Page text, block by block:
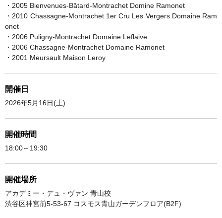
・2005 Bienvenues-Bâtard-Montrachet Domine Ramonet
・2010 Chassagne-Montrachet 1er Cru Les Vergers Domaine Ram
onet
・2006 Puligny-Montrachet Domaine Leflaive
・2006 Chassagne-Montrachet Domaine Ramonet
・2001 Meursault Maison Leroy
開催日
2026年5月16日(土)
開催時間
18:00～19:30
開催場所
アカデミー・デュ・ヴァン 青山校
渋谷区神宮前5-53-67 コスモス青山ガーデンフロア(B2F)